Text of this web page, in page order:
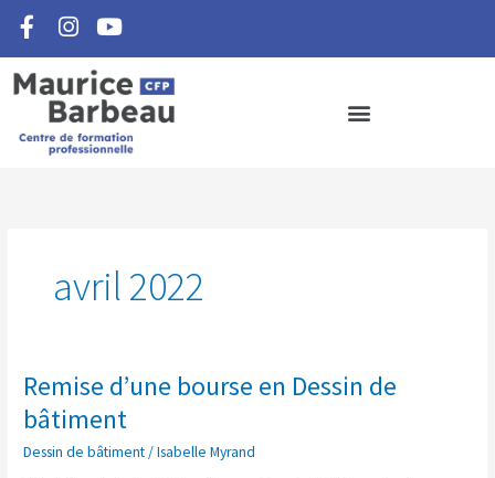
contenu
F
a
c
e
b
o
I
n
s
t
a
g
r
Y
o
u
t
u
b
e
avril 2022
Remise d’une bourse en Dessin de
bâtiment
Dessin de bâtiment/Isabelle Myrand
Remise
d’une
bourse
en